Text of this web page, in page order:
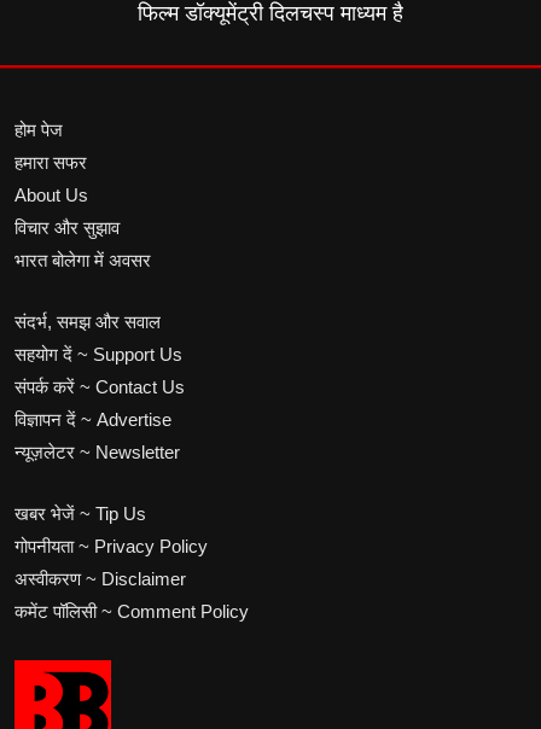
फिल्म डॉक्यूमेंट्री दिलचस्प माध्यम है
होम पेज
हमारा सफर
About Us
विचार और सुझाव
भारत बोलेगा में अवसर
संदर्भ, समझ और सवाल
सहयोग दें ~ Support Us
संपर्क करें ~ Contact Us
विज्ञापन दें ~ Advertise
न्यूज़लेटर ~ Newsletter
खबर भेजें ~ Tip Us
गोपनीयता ~ Privacy Policy
अस्वीकरण ~ Disclaimer
कमेंट पॉलिसी ~ Comment Policy